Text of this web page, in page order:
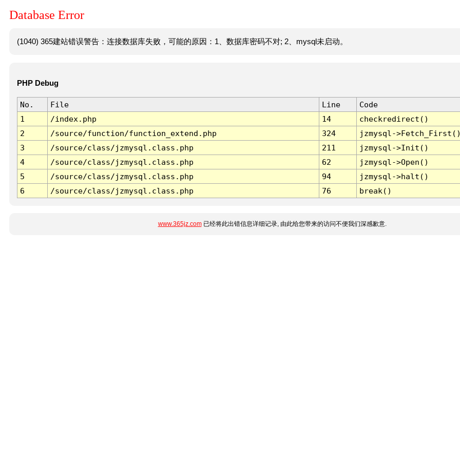
Database Error
(1040) 365建站错误警告：连接数据库失败，可能的原因：1、数据库密码不对; 2、mysql未启动。
PHP Debug
No. File Line
Code
1
/index.php 14
checkredirect()
2
/source/function/function_extend.php 324
jzmysql-
3
/source/class/jzmysql.class.php 211
jzmysql->Init()
4
/source/class/jzmysql.class.php 62
jzmysql->Open()
5
/source/class/jzmysql.class.php 94
jzmysql->halt()
6
/source/class/jzmysql.class.php 76 break()
www.365jz.com已经将此出错信息详细记录, 由此给您带来的访问不便我们深感歉意.